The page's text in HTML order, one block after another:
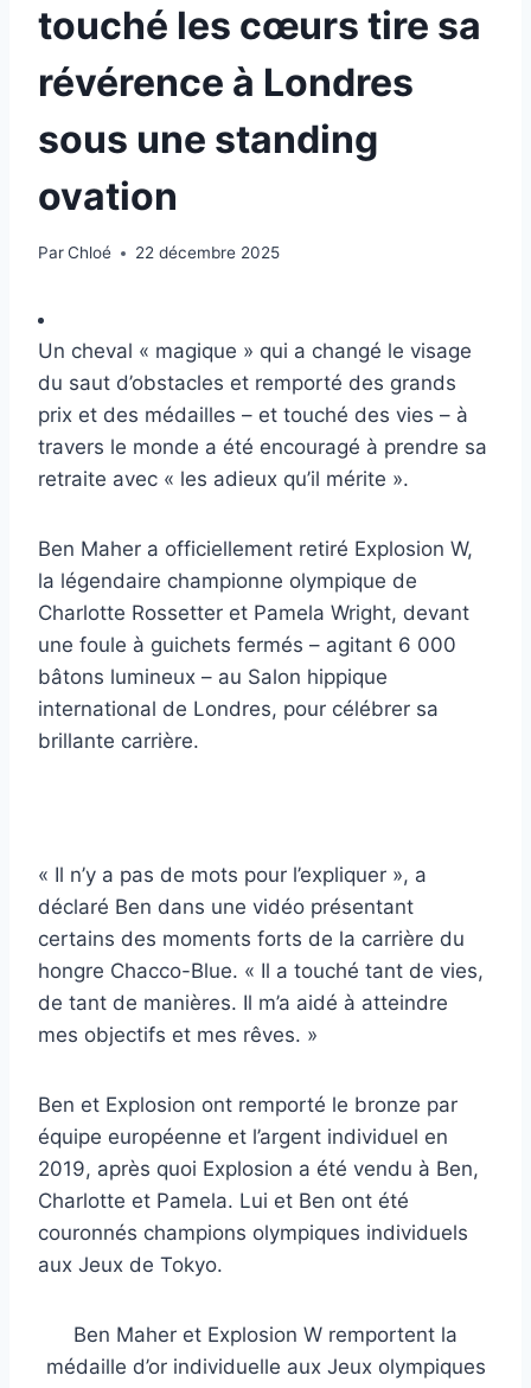
touché les cœurs tire sa
révérence à Londres
sous une standing
ovation
ParChloé 22 décembre 2025
Un cheval « magique » qui a changé le visage
du saut d’obstacles et remporté des grands
prix et des médailles – et touché des vies – à
travers le monde a été encouragé à prendre sa
retraite avec « les adieux qu’il mérite ».
Ben Maher a officiellement retiré Explosion W,
la légendaire championne olympique de
Charlotte Rossetter et Pamela Wright, devant
une foule à guichets fermés – agitant 6 000
bâtons lumineux – au Salon hippique
international de Londres, pour célébrer sa
brillante carrière.
« Il n’y a pas de mots pour l’expliquer », a
déclaré Ben dans une vidéo présentant
certains des moments forts de la carrière du
hongre Chacco-Blue. « Il a touché tant de vies,
de tant de manières. Il m’a aidé à atteindre
mes objectifs et mes rêves. »
Ben et Explosion ont remporté le bronze par
équipe européenne et l’argent individuel en
2019, après quoi Explosion a été vendu à Ben,
Charlotte et Pamela. Lui et Ben ont été
couronnés champions olympiques individuels
aux Jeux de Tokyo.
Ben Maher et Explosion W remportent la
médaille d’or individuelle aux Jeux olympiques